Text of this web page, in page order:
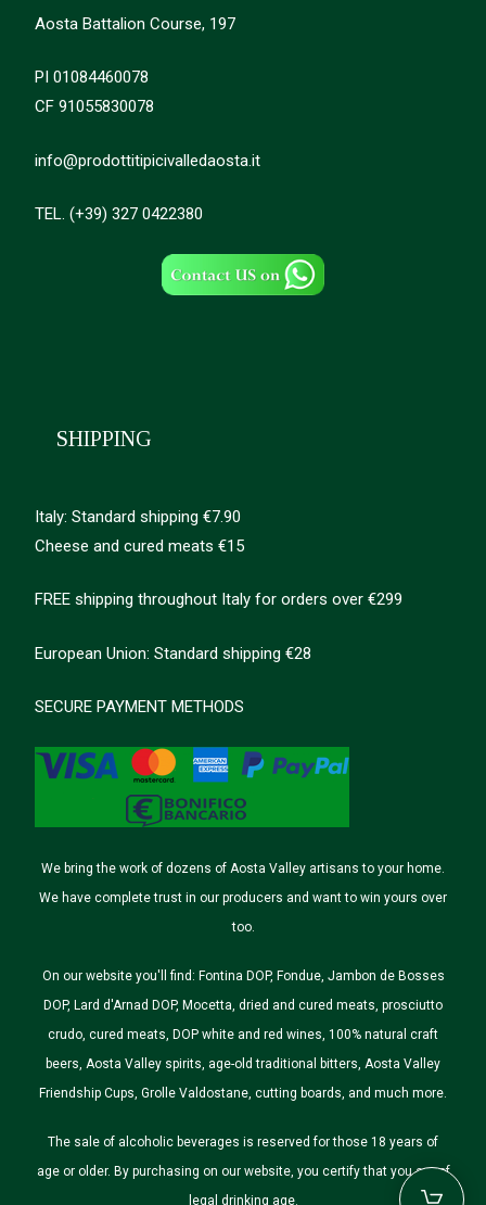
Aosta Battalion Course, 197
PI 01084460078
CF 91055830078
info@prodottitipicivalledaosta.it
TEL. (+39) 327 0422380
SHIPPING
Italy: Standard shipping €7.90
Cheese and cured meats €15
FREE shipping throughout Italy for orders over €299
European Union: Standard shipping €28
SECURE PAYMENT METHODS
We bring the work of dozens of Aosta Valley artisans to your home.
We have complete trust in our producers and want to win yours over
too.
On our website you'll find: Fontina DOP, Fondue, Jambon de Bosses
DOP, Lard d'Arnad DOP, Mocetta, dried and cured meats, prosciutto
crudo, cured meats, DOP white and red wines, 100% natural craft
beers, Aosta Valley spirits, age-old traditional bitters, Aosta Valley
Friendship Cups, Grolle Valdostane, cutting boards, and much more.
The sale of alcoholic beverages is reserved for those 18 years of
age or older. By purchasing on our website, you certify that you are of
legal drinking age.